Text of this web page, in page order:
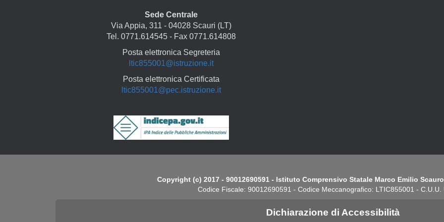
Sede Centrale
Via Appia, 311 - 04028 Scauri (LT)
Tel. 0771.614545 - Fax 0771.614808
Posta elettronica Segreteria
ltic855001@istruzione.it
Posta elettronica Certificata
ltic855001@pec.istruzione.it
Copyright (c) 2017 - 90012690591 - Istituto Comprensivo Statale Marco Emilio
Codice Fiscale: 90012690591 - Codice Meccanografico: LTIC855001 - C.U.U.
Dichiarazione di Accessibilità